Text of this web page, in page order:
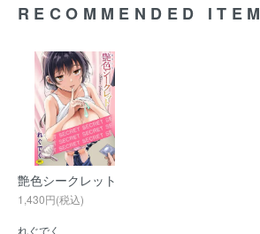
RECOMMENDED ITEM
艶色シークレット
1,430円(税込)
れぐでく